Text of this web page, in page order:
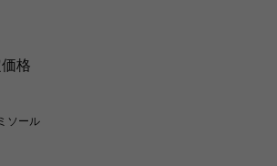
格